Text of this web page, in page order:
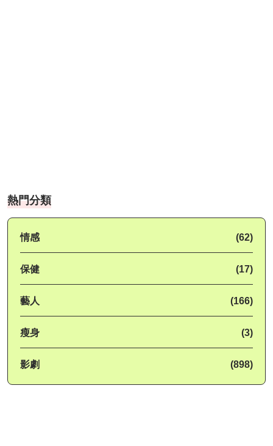
熱門分類
情感 (62)
保健 (17)
藝人 (166)
瘦身 (3)
影劇 (898)